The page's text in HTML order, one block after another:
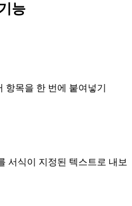
능
목을 한 번에 붙여넣기
서식이 지정된 텍스트로 내보